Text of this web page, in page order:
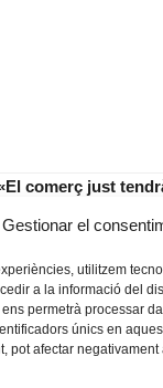
Gestionar el
utilitzem
a la informació del
permetrà processar
únics en
pot afectar
next
comerç just